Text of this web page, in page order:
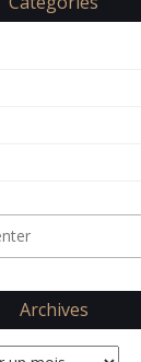
Archives